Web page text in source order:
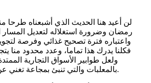
لن أعيد هنا الحديث الذي أشبعناه طرحا
رمضان وضرورة استغلاله لتعديل المسار
واعتباره فترة تصحيح غذائي وفرصة
فكلنا يدرك هذا تماما، وعدد محدود منا
ولعل طوابير الأسواق التجارية
بالمعلبات والتي تنبئ بمجاعة تغني عن هذا التذكير والتنظير.